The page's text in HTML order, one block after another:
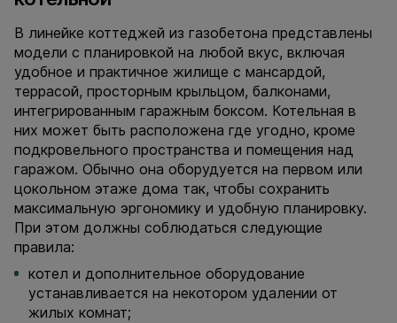
В линейке коттеджей из газобетона представлены
модели с планировкой на любой вкус, включая
удобное и практичное жилище с мансардой,
террасой, просторным крыльцом, балконами,
интегрированным гаражным боксом. Котельная в
них может быть расположена где угодно, кроме
подкровельного пространства и помещения над
гаражом. Обычно она оборудуется на первом или
цокольном этаже дома так, чтобы сохранить
максимальную эргономику и удобную планировку.
При этом должны соблюдаться следующие
правила:
котел и дополнительное оборудование
устанавливается на некотором удалении от
жилых комнат;